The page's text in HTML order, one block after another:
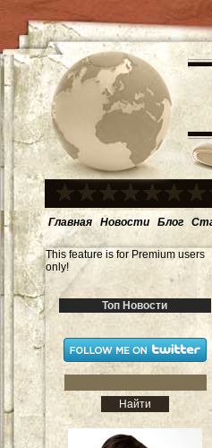
Главная Новости Блог
This feature is for Premium users
only!
Топ Новости